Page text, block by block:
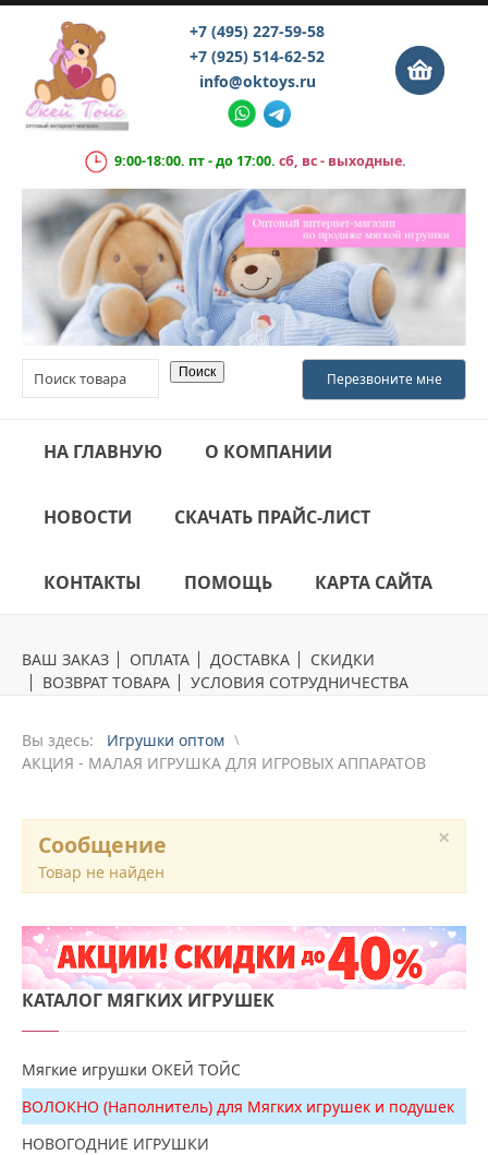
+7 (495) 227-59-58
+7 (925) 514-62-52
info@oktoys.ru
9:00-18:00. пт - до 17:00. сб, вс - выходные.
НА ГЛАВНУЮ О КОМПАНИИ
НОВОСТИ СКАЧАТЬ ПРАЙС-ЛИСТ
КОНТАКТЫ ПОМОЩЬ КАРТА САЙТА
ВАШ ЗАКАЗ ОПЛАТА ДОСТАВКА
СКИДКИ
ВОЗВРАТ ТОВАРА
УСЛОВИЯ СОТРУДНИЧЕСТВА
Вы здесь:
Игрушки оптом
АКЦИЯ - МАЛАЯ ИГРУШКА ДЛЯ ИГРОВЫХ АППАРАТОВ
×
Сообщение
Товар не найден
КАТАЛОГ МЯГКИХ ИГРУШЕК
Мягкие игрушки ОКЕЙ ТОЙС
ВОЛОКНО (Наполнитель) для Мягких игрушек и подушек
НОВОГОДНИЕ ИГРУШКИ